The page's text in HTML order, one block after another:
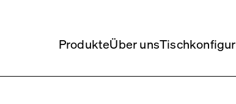
ProdukteÜber uns